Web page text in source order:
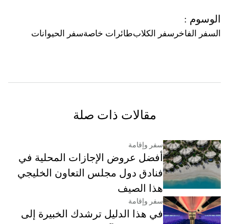
الوسوم :
السفر الفاخر سفر الكلابطائرات خاصةسفر الحيوانات
مقالات ذات صلة
سفر وإقامة
أفضل عروض الإجازات المحلية في
فنادق دول مجلس التعاون الخليجي
هذا الصيف
سفر وإقامة
في هذا الدليل ترشدك الخبيرة إلى